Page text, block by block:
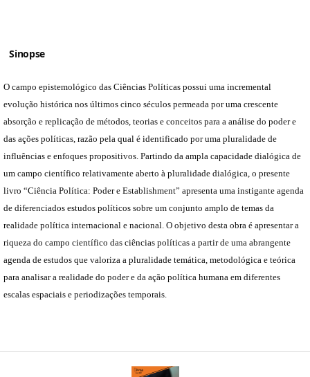
Sinopse
O campo epistemológico das Ciências Políticas possui uma incremental
evolução histórica nos últimos cinco séculos permeada por uma crescente
absorção e replicação de métodos, teorias e conceitos para a análise do poder e
das ações políticas, razão pela qual é identificado por uma pluralidade de
influências e enfoques propositivos. Partindo da ampla capacidade dialógica de
um campo científico relativamente aberto à pluralidade dialógica, o presente
livro “Ciência Política: Poder e Establishment” apresenta uma instigante agenda
de diferenciados estudos políticos sobre um conjunto amplo de temas da
realidade política internacional e nacional. O objetivo desta obra é apresentar a
riqueza do campo científico das ciências políticas a partir de uma abrangente
agenda de estudos que valoriza a pluralidade temática, metodológica e teórica
para analisar a realidade do poder e da ação política humana em diferentes
escalas espaciais e periodizações temporais.